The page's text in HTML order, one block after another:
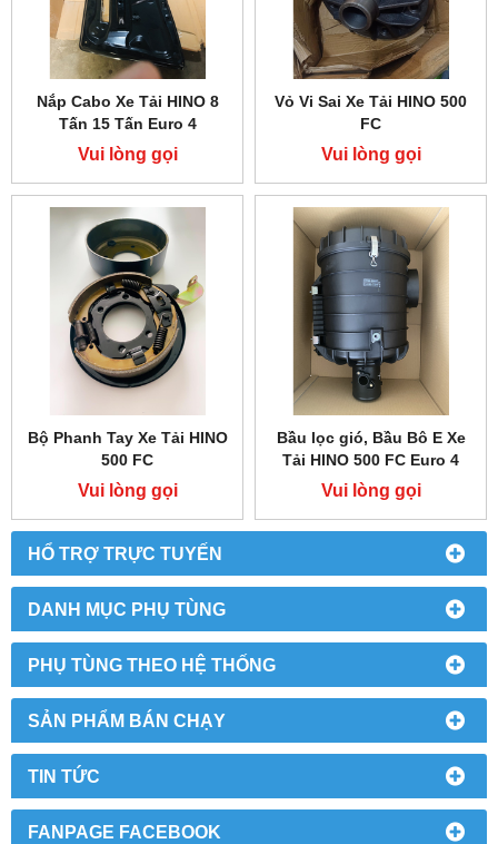
HỔ TRỢ TRỰC TUYẾN
DANH MỤC PHỤ TÙNG
PHỤ TÙNG THEO HỆ THỐNG
SẢN PHẨM BÁN CHẠY
TIN TỨC
FANPAGE FACEBOOK
Nắp Cabo Xe Tải HINO 8
Tấn 15 Tấn Euro 4
Vui lòng gọi
Vỏ Vi Sai Xe Tải HINO 500
FC
Vui lòng gọi
Bộ Phanh Tay Xe Tải HINO
500 FC
Vui lòng gọi
Bầu lọc gió, Bầu Bô E Xe
Tải HINO 500 FC Euro 4
Vui lòng gọi